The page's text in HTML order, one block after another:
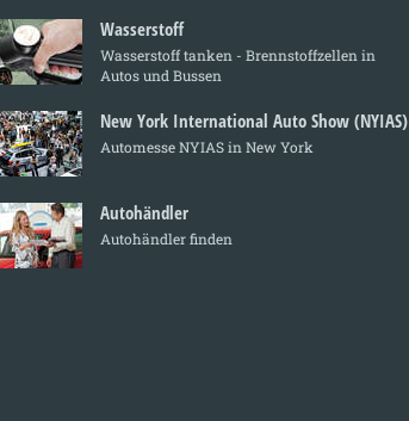
Wasserstoff
Wasserstoff tanken - Brennstoffzellen in
Autos und Bussen
New York International Auto Show (NYIAS)
Automesse NYIAS in New York
Autohändler
Autohändler finden